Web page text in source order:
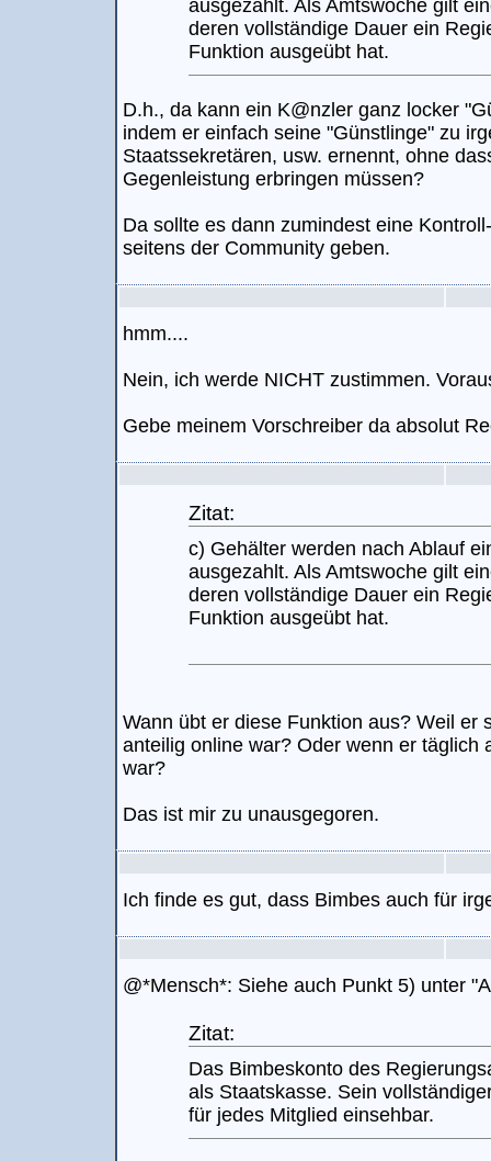
ausgezahlt. Als Amtswoche gilt
deren vollständige Dauer ein
Funktion ausgeübt hat.
D.h., da kann ein K@nzler ganz locker
indem er einfach seine "Günstlinge" zu
Staatssekretären, usw. ernennt, ohne
Gegenleistung erbringen müssen?
Da sollte es dann zumindest eine
seitens der Community geben.
hmm....
Nein, ich werde NICHT zustimmen.
Gebe meinem Vorschreiber da absolut
Zitat:
c) Gehälter werden nach Ablauf
ausgezahlt. Als Amtswoche gilt
deren vollständige Dauer ein
Funktion ausgeübt hat.
Wann übt er diese Funktion aus? Weil er
anteilig online war? Oder wenn er täglich
war?
Das ist mir zu unausgegoren.
Ich finde es gut, dass Bimbes auch für
@*Mensch*: Siehe auch Punkt 5) unter
Zitat:
Das Bimbeskonto des
als Staatskasse. Sein
für jedes Mitglied einsehbar.